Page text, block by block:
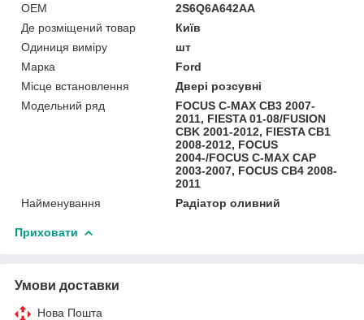
OEM
2S6Q6A642AA
Де розміщений товар
Київ
Одиниця виміру
шт
Марка
Ford
Місце встановлення
Двері розсувні
Модельний ряд
FOCUS C-MAX CB3 2007-
2011, FIESTA 01-08/FUSION
CBK 2001-2012, FIESTA CB1
2008-2012, FOCUS
2004-/FOCUS C-MAX CAP
2003-2007, FOCUS CB4 2008-
2011
Найменування
Радіатор оливний
Приховати
Умови доставки
Нова Пошта